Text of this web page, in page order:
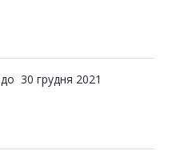
до 30 грудня 2021